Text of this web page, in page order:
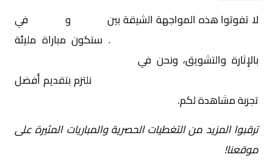
لا تفوتوا هذه المواجهة الشيقة بين و
في
. ستكون مباراة مليئة
بالإثارة والتشويق، ونحن في
نلتزم بتقديم أفضل
تجربة مشاهدة لكم.
ترقبوا المزيد من التغطيات الحصرية والمباريات المثيرة على
موقعنا!